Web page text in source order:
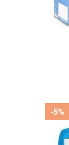
-5%